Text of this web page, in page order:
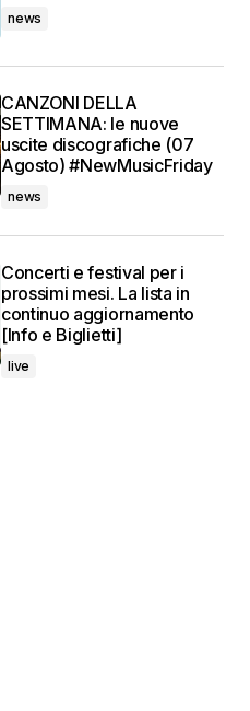
news
CANZONI DELLA
SETTIMANA: le nuove
uscite discografiche (07
Agosto) #NewMusicFriday
news
Concerti e festival per i
prossimi mesi. La lista in
continuo aggiornamento
[Info e Biglietti]
live